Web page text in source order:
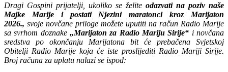
Dragi Gospini prijatelji, ukoliko se želite odazvati na poziv naše
Majke Marije i postati Njezini maratonci kroz Marijaton
2026., svoje novčane priloge možete uputiti na račun Radio Marije
sa svrhom doznake„Marijaton za Radio Mariju Sirije“ i novčana
sredstva po okončanju Marijatona bit će prebačena Svjetskoj
Obitelji Radio Marije koja će iste proslijediti Radio Mariji Sirije.
Broj računa za uplatu nalazi se ispod: